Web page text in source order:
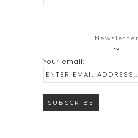
Newsletter
Your email: